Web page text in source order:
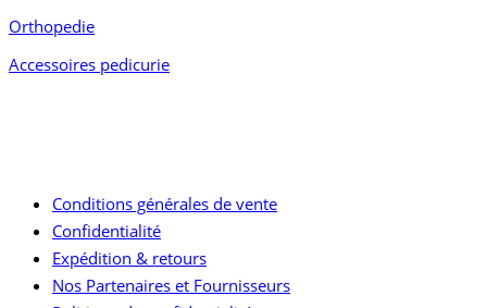
Orthopedie
Accessoires pedicurie
Conditions générales de vente
Confidentialité
Expédition & retours
Nos Partenaires et Fournisseurs